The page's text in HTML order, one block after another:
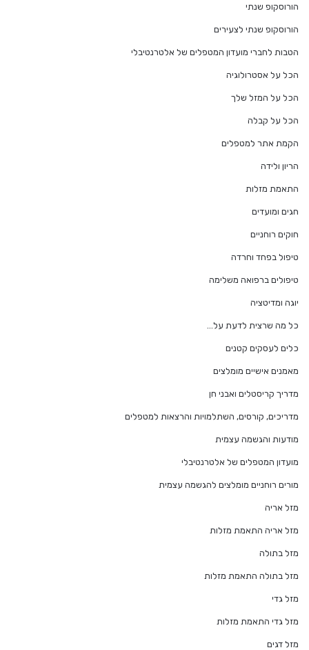
הורוסקופ שנתי
הורוסקופ שנתי לצעירים
הטבות לחברי מועדון המטפלים של אלטרנטיבלי
הכל על אסטרולוגיה
הכל על המזל שלך
הכל על קבלה
הקמת אתר למטפלים
הריון ולידה
התאמת מזלות
חגים ומועדים
חוקים רוחניים
טיפול בפחד וחרדה
טיפולים ברפואה משלימה
יוגה ומדיטציה
כל מה שרצית לדעת על…
כלים לעסקים קטנים
מאמנים אישיים מומלצים
מדריך קריסטלים ואבני חן
מדריכים, קורסים, השתלמויות והרצאות למטפלים
מודעות והגשמה עצמית
מועדון המטפלים של אלטרנטיבלי
מורים רוחניים מומלצים להגשמה עצמית
מזל אריה
מזל אריה התאמת מזלות
מזל בתולה
מזל בתולה התאמת מזלות
מזל גדי
מזל גדי התאמת מזלות
מזל דגים